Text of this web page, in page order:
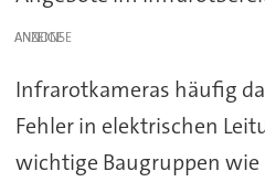
ANZEIGE
Infrarotkameras häufig
Fehler in elektrischen
wichtige Baugruppen